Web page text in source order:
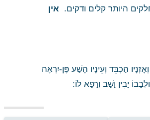
היותר קלים ודקים.
יָבִין וָשָׁב וְרָפָא לוֹ: